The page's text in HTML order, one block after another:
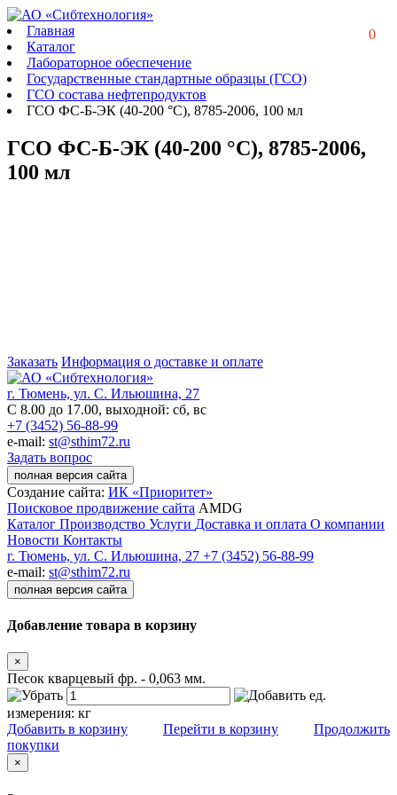
0
Главная
Каталог
Лабораторное обеспечение
Государственные стандартные образцы (ГСО)
ГСО состава нефтепродуктов
ГСО ФС-Б-ЭК (40-200 °C), 8785-2006, 100 мл
ГСО ФС-Б-ЭК (40-200 °C), 8785-2006,
100 мл
Заказать Информация о доставке и оплате
г. Тюмень, ул. С. Ильюшина, 27
С 8.00 до 17.00, выходной: сб, вс
+7 (3452) 56-88-99
e-mail: st@sthim72.ru
Задать вопрос
полная версия сайта
Создание сайта: ИК «Приоритет»
Поисковое продвижение сайта AMDG
Каталог Производство Услуги Доставка и оплата О компании
Новости Контакты
г. Тюмень, ул. С. Ильюшина, 27 +7 (3452) 56-88-99
e-mail: st@sthim72.ru
полная версия сайта
Добавление товара в корзину
×
Песок кварцевый фр. - 0,063 мм.
ед.
измерения: кг
Добавить в корзину
Перейти в корзину
Продолжить
покупки
×